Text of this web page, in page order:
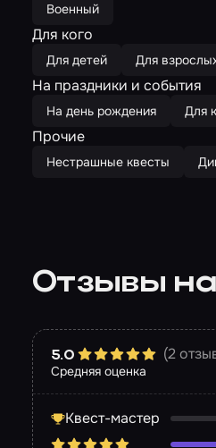
Военный
Для кого
Для детей Для
На праздники и события
На день рождения Для
Прочие
Нестрашные квесты
Отзывы
Средняя оценка
5.0 (2
Квест-мастер